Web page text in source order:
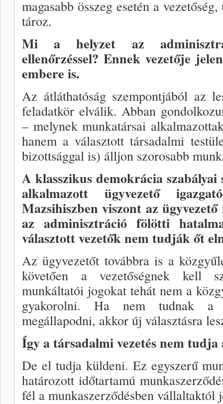
magasabb összeg esetén a
tároz.
Mi a helyzet az
ellenőrzéssel? En­nek vezetője
embere is.
Az átláthatóság szempontjából az
feladatkör el­válik. Abban
– melynek munkatársai
hanem a választott társadalmi
bizottság­gal is) álljon szorosabb
A klasszikus demokrácia
alkal­mazott ügyvezető
Mazsihiszben viszont az
az adminisztráció fölötti
választott ve­zetők nem tudják őt
Az ügyvezetőt továbbra is a
kö­vetően a vezetőségnek kell
munkáltatói jogokat tehát nem a
gyakorolni. Ha nem tudnak a
megállapodni, akkor új választásra
Így a társadalmi vezetés nem
De el tudja küldeni. Ez egyszerű
határo­zott időtartamú
fél a munkaszerződésben vállaltaktól